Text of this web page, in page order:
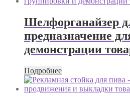
Шелфорганайзер
предназначение
демонстрации
Подробнее